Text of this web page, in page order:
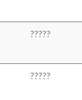
?????
?????